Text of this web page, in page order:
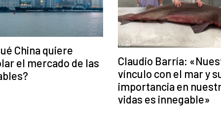
China quiere
el mercado de las
Claudio Barría:
vínculo con el mar y
importancia en
vidas es innegable»